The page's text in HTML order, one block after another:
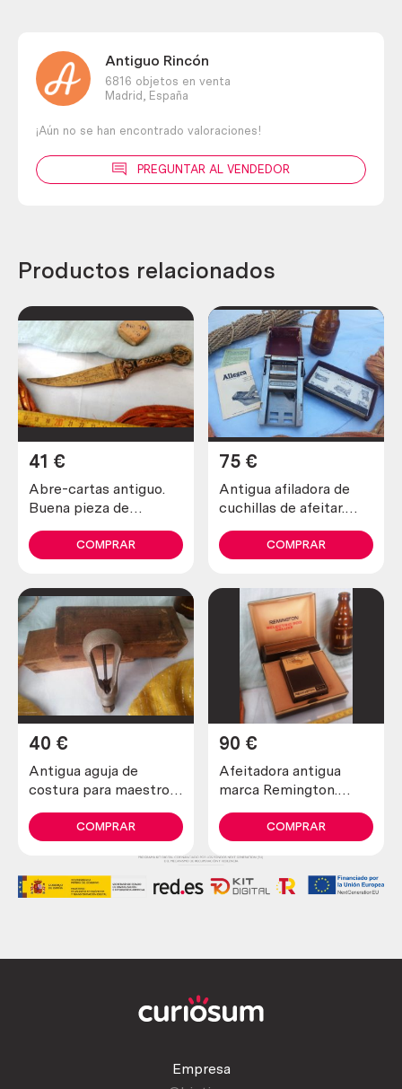
Antiguo Rincón
6816 objetos en venta
Madrid,
España
¡Aún no se han encontrado valoraciones!
PREGUNTAR AL VENDEDOR
Productos relacionados
Abre-cartas antiguo.
Buena pieza de
41 €
COMPRAR
Antigua afiladora de
cuchillas de afeitar.
75 €
COMPRAR
Antigua aguja de
costura para maestros
Años 30
40 €
COMPRAR
Afeitadora antigua
marca Remington.
colección
90 €
COMPRAR
Empresa